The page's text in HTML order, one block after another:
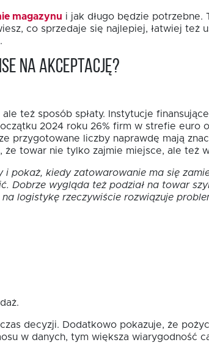
magazynu i jak długo będzie potrzebne.
co sprzedaje się najlepiej, łatwiej też
na akceptację?
też sposób spłaty. Instytucje
2024 roku 26% firm w strefie euro
przygotowane liczby naprawdę mają
towar nie tylko zajmie miejsce, ale też
i pokaż, kiedy zatowarowanie ma się
Dobrze wygląda też podział na towar
logistykę rzeczywiście rozwiązuje
decyzji. Dodatkowo pokazuje, że
w danych, tym większa wiarygodność